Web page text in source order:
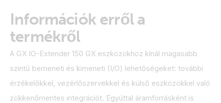
Információk erről a
termékről
A GX IO-Extender 150 GX eszközökhöz kínál magasabb
szintű bemeneti és kimeneti (I/O) lehetőségeket: további
érzékelőkkel, vezérlőszervekkel és külső eszközökkel való
zökkenőmentes integrációt. Egyúttal áramforrásként is